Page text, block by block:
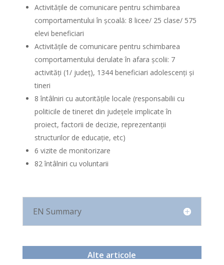
Activitățile de comunicare pentru schimbarea
comportamentului în școală: 8 licee/ 25 clase/ 575
elevi beneficiari
Activitățile de comunicare pentru schimbarea
comportamentului derulate în afara școlii: 7
activități (1/ județ), 1344 beneficiari adolescenți și
tineri
8 întâlniri cu autoritățile locale (responsabilii cu
politicile de tineret din județele implicate în
proiect, factorii de decizie, reprezentanții
structurilor de educaţie, etc)
6 vizite de monitorizare
82 întâlniri cu voluntarii
EN Summary
Alte articole